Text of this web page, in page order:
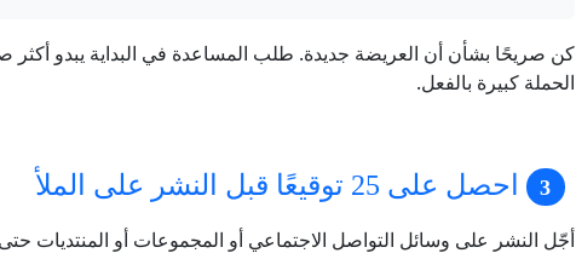
كن صريحًا بشأن أن العريضة جديدة. طلب المساعدة في البداية يبدو أكثر
الحملة كبيرة بالفعل.
احصل على 25 توقيعًا قبل النشر على الملأ